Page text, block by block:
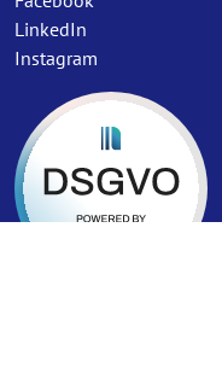
LinkedIn
Instagram